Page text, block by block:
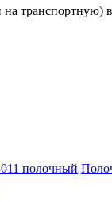
на
полочный